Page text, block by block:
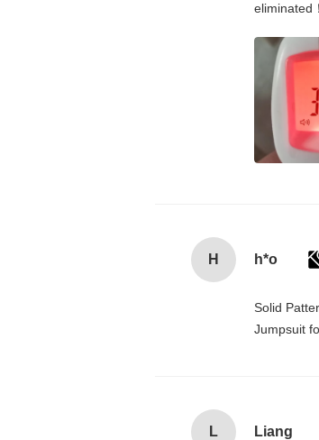
eliminated！
H h*o
Solid
Jumpsuit
L Liang